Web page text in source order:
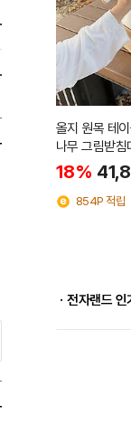
올지 원목 테
나무 그림받
18%
854P 적립
ㆍ전자랜드 인